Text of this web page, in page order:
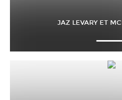
JAZ LEVARY ET